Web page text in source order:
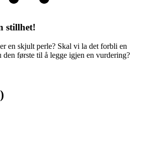
stillhet!
en skjult perle? Skal vi la det forbli en
første til å legge igjen en vurdering?